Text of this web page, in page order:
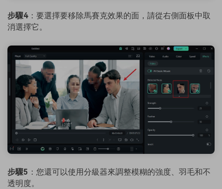
步驟4 ：要選擇要移除馬賽克效果的面，請從右側面板中取
消選擇它。
步驟5 ：您還可以使用分級器來調整模糊的強度、羽毛和不
透明度。